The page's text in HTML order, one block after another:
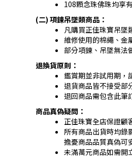
108顆念珠佛珠均享
(二) 項鍊吊墜類商品：
凡購買正佳珠寶吊墜
維修使用的棉繩、金
部分項鍊、吊墜無法
退換貨原則：
鑑賞期並非試用期，
退貨商品皆不接受部
退回商品需包含此筆
商品真偽疑問：
正佳珠寶全店保證顧
所有商品出貨時均錄
擔憂商品品質真偽可
未滿萬元商品如需開